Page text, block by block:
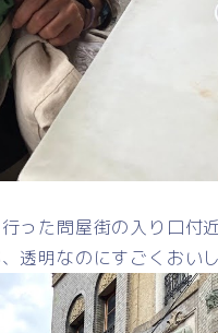
った問屋街の入り口付
透明なのにすごくおいし